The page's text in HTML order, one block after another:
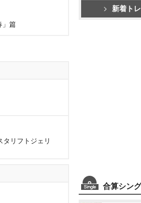
」篇
タリフトジェリ
新着ト
合算シン